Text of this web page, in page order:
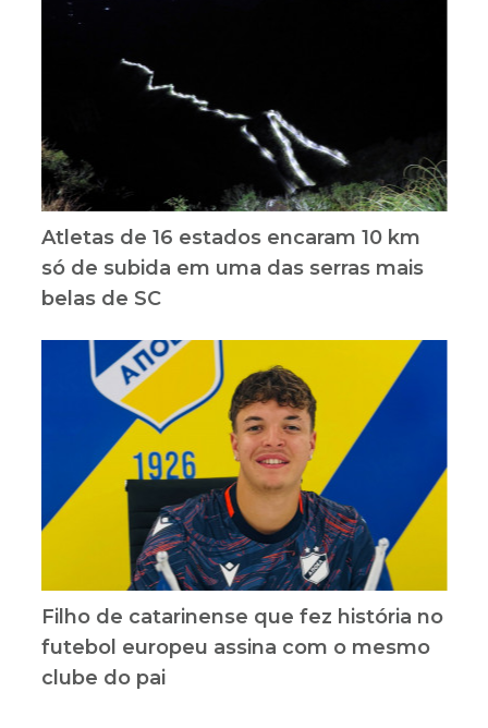
Atletas de 16 estados encaram 10 km
só de subida em uma das serras mais
belas de SC
Filho de catarinense que fez história no
futebol europeu assina com o mesmo
clube do pai